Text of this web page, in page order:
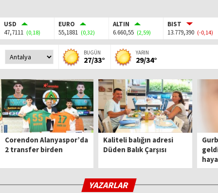
USD
47,7111 (0,18)
EURO
55,1881 (0,32)
ALTIN
6.660,55 (2,59)
BIST
13.779,390 (-0,14)
BUGÜN
27/33°
YARIN
29/34°
Corendon Alanyaspor’da
2 transfer birden
Kaliteli balığın adresi
Düden Balık Çarşısı
YAZARLAR